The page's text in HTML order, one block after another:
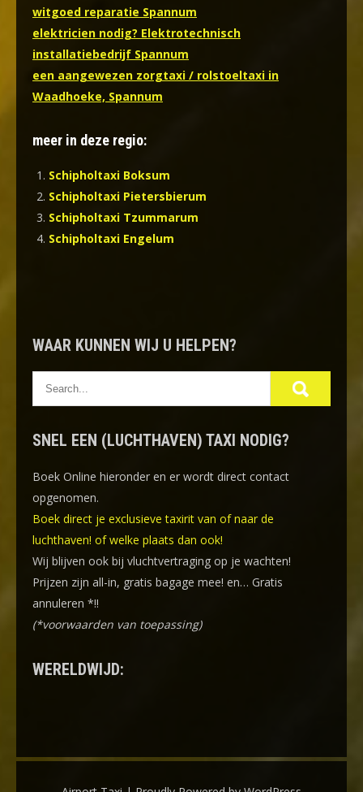
witgoed reparatie Spannum
elektricien nodig? Elektrotechnisch
installatiebedrijf Spannum
een aangewezen zorgtaxi / rolstoeltaxi in
Waadhoeke, Spannum
meer in deze regio:
Schipholtaxi Boksum
Schipholtaxi Pietersbierum
Schipholtaxi Tzummarum
Schipholtaxi Engelum
WAAR KUNNEN WIJ U HELPEN?
SNEL EEN (LUCHTHAVEN) TAXI NODIG?
Boek Online hieronder en er wordt direct contact
opgenomen.
Boek direct je exclusieve taxirit van of naar de
luchthaven! of welke plaats dan ook!
Wij blijven ook bij vluchtvertraging op je wachten!
Prijzen zijn all-in, gratis bagage mee! en… Gratis
annuleren *!!
(*voorwaarden van toepassing)
WERELDWIJD: